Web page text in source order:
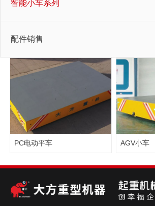
智能小车系列
配件销售
PC电动平车 AGV小车